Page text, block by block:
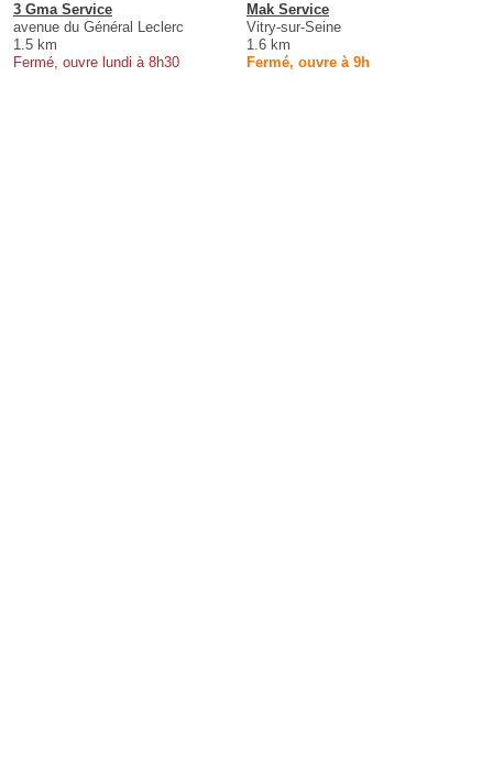
3 Gma Service
avenue du Général Leclerc
1.5 km
Fermé, ouvre lundi à 8h30
Mak Service
Vitry-sur-Seine
1.6 km
Fermé, ouvre à 9h